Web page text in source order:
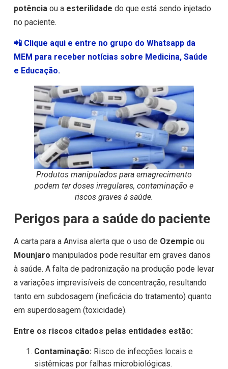
potência ou a esterilidade do que está sendo injetado
no paciente.
📲 Clique aqui e entre no grupo do Whatsapp da
MEM para receber notícias sobre Medicina, Saúde
e Educação.
Produtos manipulados para emagrecimento
podem ter doses irregulares, contaminação e
riscos graves à saúde.
Perigos para a saúde do paciente
A carta para a Anvisa alerta que o uso de Ozempicou
Mounjaro manipulados pode resultar em graves danos
à saúde. A falta de padronização na produção pode levar
a variações imprevisíveis de concentração, resultando
tanto em subdosagem (ineficácia do tratamento) quanto
em superdosagem (toxicidade).
Entre os riscos citados pelas entidades estão:
Contaminação:Risco de infecções locais e
sistêmicas por falhas microbiológicas.